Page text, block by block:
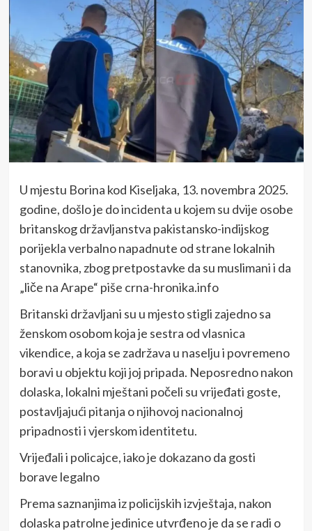
U mjestu Borina kod Kiseljaka, 13. novembra 2025.
godine, došlo je do incidenta u kojem su dvije osobe
britanskog državljanstva pakistansko-indijskog
porijekla verbalno napadnute od strane lokalnih
stanovnika, zbog pretpostavke da su muslimani i da
„liče na Arape“ piše crna-hronika.info
Britanski državljani su u mjesto stigli zajedno sa
ženskom osobom koja je sestra od vlasnica
vikendice, a koja se zadržava u naselju i povremeno
boravi u objektu koji joj pripada. Neposredno nakon
dolaska, lokalni mještani počeli su vrijeđati goste,
postavljajući pitanja o njihovoj nacionalnoj
pripadnosti i vjerskom identitetu.
Vrijeđali i policajce, iako je dokazano da gosti
borave legalno
Prema saznanjima iz policijskih izvještaja, nakon
dolaska patrolne jedinice utvrđeno je da se radi o